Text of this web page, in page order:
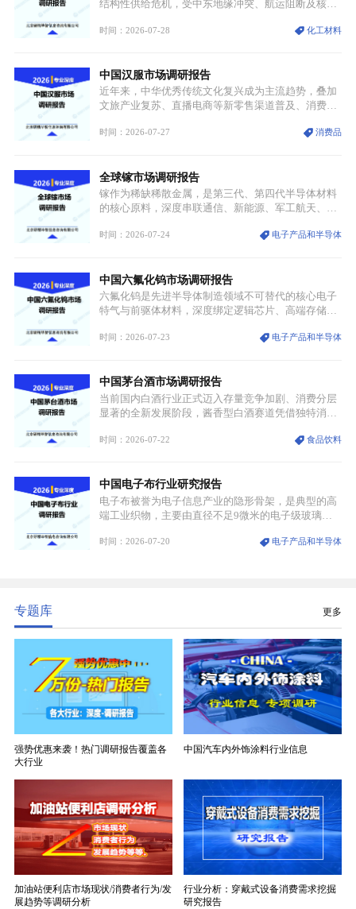
结构性供给危机，受中东地缘冲突、航运阻断及核心
停产，行业长期维持寡头垄断的供应链格局彻底瓦
价无市”的供给真空，并沿高频覆铜板、PCB电路板向
AI服务器、5G基站等高端电子终端持续传导，全产业
链生产、成本、交付均承受巨大压力。
时间：2026-07-28 化工材料
中国汉服市场调研报告
近年来，中华优秀传统文化复兴成为主流趋势，叠加
文旅产业复苏、直播电商等新零售渠道普及、消费群
服不再局限于传统节日、古风活动等小众场景，逐步
重要载体。同时，行业标准落地、生产技术升级、原
创设计能力提升，进一步夯实产业发展根基，吸引传
统服饰品牌、文旅企业等跨界入局，市场活力持续释
时间：2026-07-27 消费品
全球镓市场调研报告
镓作为稀缺稀散金属，是第三代、第四代半导体材料
的核心原料，深度串联通信、新能源、军工航天、光
与大国科技博弈的关键战略资源。镓并非传统大宗金
领域渗透”的战略体系，成为全球科技产业运转的刚
需资源。
时间：2026-07-24 电子产品和半导体
中国六氟化钨市场调研报告
六氟化钨是先进半导体制造领域不可替代的核心电子
特气与前驱体材料，深度绑定逻辑芯片、高端存储芯
沉积（CVD）、原子层沉积（ALD）工艺专用前驱体
密制造流程。
时间：2026-07-23 电子产品和半导体
中国茅台酒市场调研报告
当前国内白酒行业正式迈入存量竞争加剧、消费分层
显著的全新发展阶段，酱香型白酒赛道凭借独特消费
道。贵州茅台凭借独一无二的核心产区壁垒、刚性产
业。
时间：2026-07-22 食品饮料
中国电子布行业研究报告
电子布被誉为电子信息产业的隐形骨架，是典型的高
端工业织物，主要由直径不足9微米的电子级玻璃纤
生产制造过程中不可或缺的核心基材。电子布具备高
时间：2026-07-20 电子产品和半导体
专题库 更多
强势优惠来袭！热门调研报告覆盖各
大行业
中国汽车内外饰涂料行业信息
加油站便利店市场现状/消费者行为/发
展趋势等调研分析
行业分析：穿戴式设备消费需求挖掘
研究报告